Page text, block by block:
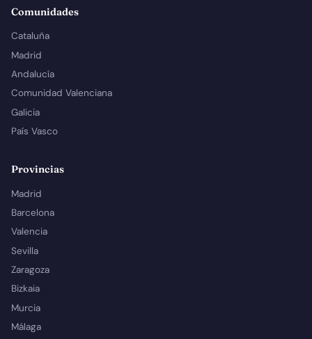
Comunidades
Cataluña
Madrid
Andalucía
Comunidad Valenciana
Galicia
País Vasco
Provincias
Madrid
Barcelona
Valencia
Sevilla
Zaragoza
Bizkaia
Murcia
Málaga